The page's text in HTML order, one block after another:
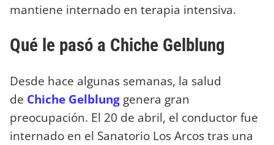
mantiene internado en terapia intensiva.
Qué le pasó a Chiche Gelblung
Desde hace algunas semanas, la salud
de Chiche Gelblung genera gran
preocupación. El 20 de abril, el conductor fue
internado en el Sanatorio Los Arcos tras una